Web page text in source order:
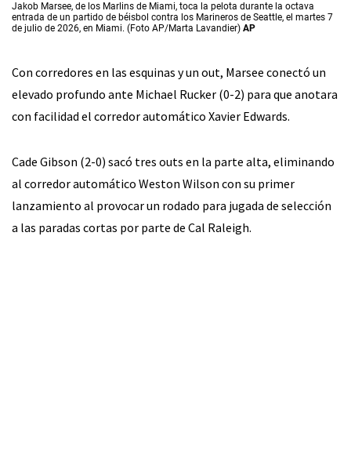
Jakob Marsee, de los Marlins de Miami, toca la pelota durante la octava
entrada de un partido de béisbol contra los Marineros de Seattle, el martes 7
de julio de 2026, en Miami. (Foto AP/Marta Lavandier) AP
Con corredores en las esquinas y un out, Marsee conectó un
elevado profundo ante Michael Rucker (0-2) para que anotara
con facilidad el corredor automático Xavier Edwards.
Cade Gibson (2-0) sacó tres outs en la parte alta, eliminando
al corredor automático Weston Wilson con su primer
lanzamiento al provocar un rodado para jugada de selección
a las paradas cortas por parte de Cal Raleigh.